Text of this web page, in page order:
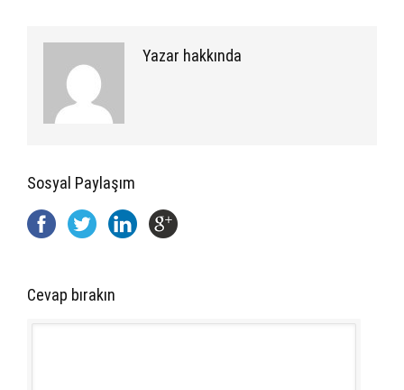
Yazar hakkında
Sosyal Paylaşım
Cevap bırakın